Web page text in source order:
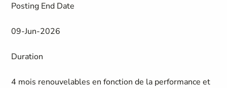
Posting End Date
09-Jun-2026
Duration
4 mois renouvelables en fonction de la performance et